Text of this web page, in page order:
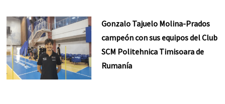
Gonzalo Tajuelo Molina-Prados
campeón con sus equipos del Club
SCM Politehnica Timisoara de
Rumanía